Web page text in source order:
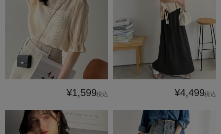
¥1,599税込 ¥4,499税込